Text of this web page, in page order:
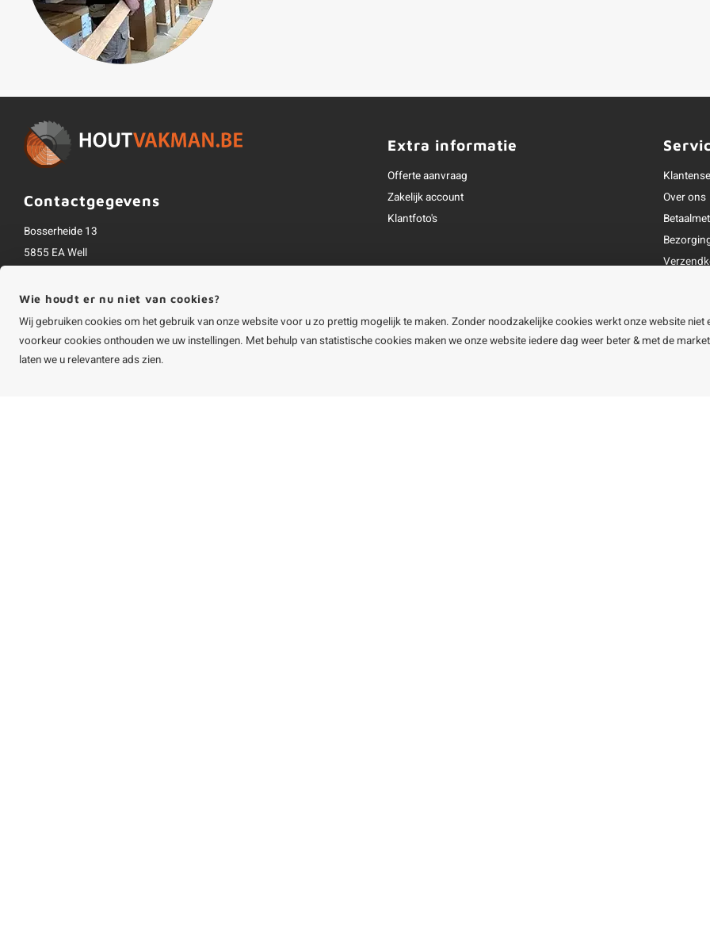
Contactgegevens
Bosserheide 13
5855 EA Well
+31 (0)85 401 5431
info@houtvakman.be
Alle bedragen zijn incl. btw
Extra informatie
Offerte aanvraag
Zakelijk account
Klantfoto's
Over ons
Wie houdt er nu niet van cookies?
Wij gebruiken cookies om het gebruik van onze website voor u zo prettig mogelijk te maken. Zonder noodzakelijke cookies werkt onze website niet
voorkeur cookies onthouden we uw instellingen. Met behulp van statistische cookies maken we onze website iedere dag weer beter & met de
laten we u relevantere ads zien.